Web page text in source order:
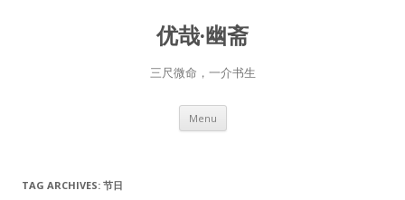
优哉·幽斋
三尺微命，一介书生
Menu Skip
content
TAG ARCHIVES: 节日